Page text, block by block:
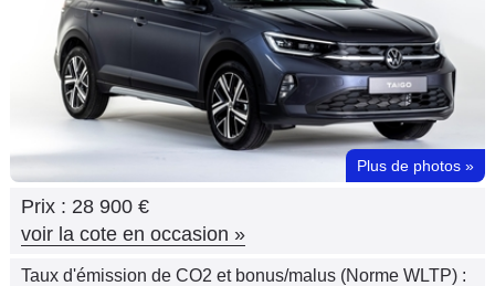
Flottes
Services
Forum
Moto
Marques
Plus de photos »
Prix : 28 900 €
voir la cote en occasion »
Taux d'émission de CO2 et bonus/malus (Norme WLTP) :